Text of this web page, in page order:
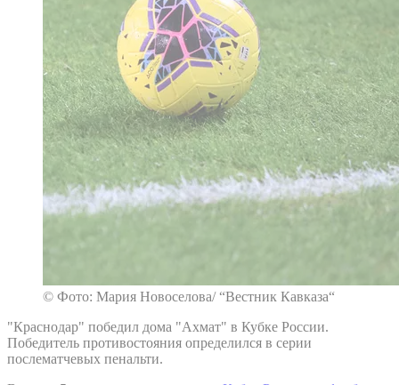
© Фото: Мария Новоселова/ “Вестник Кавказа“
"Краснодар" победил дома "Ахмат" в Кубке России.
Победитель противостояния определился в серии
послематчевых пенальти.